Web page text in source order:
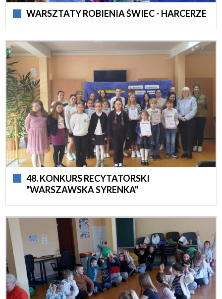
WARSZTATY ROBIENIA ŚWIEC - HARCERZE
48. KONKURS RECYTATORSKI
"WARSZAWSKA SYRENKA"